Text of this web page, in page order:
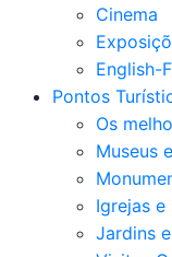
Cinema
English-
Pontos
Os
Museus
Igrejas
Jardins